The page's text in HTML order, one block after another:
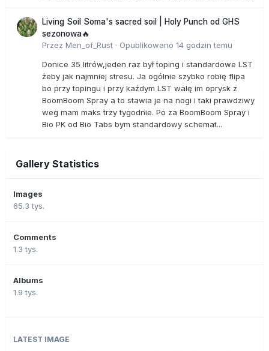
Living Soil Soma's sacred soil | Holy Punch od GHS
sezonowa🔥
Przez Men_of_Rust · Opublikowano 14 godzin temu
Donice 35 litrów,jeden raz był toping i standardowe LST
żeby jak najmniej stresu. Ja ogólnie szybko robię flipa
bo przy topingu i przy każdym LST walę im oprysk z
BoomBoom Spray a to stawia je na nogi i taki prawdziwy
weg mam maks trzy tygodnie. Po za BoomBoom Spray i
Bio PK od Bio Tabs bym standardowy schemat...
Gallery Statistics
Images
65.3 tys.
Comments
1.3 tys.
Albums
1.9 tys.
LATEST IMAGE